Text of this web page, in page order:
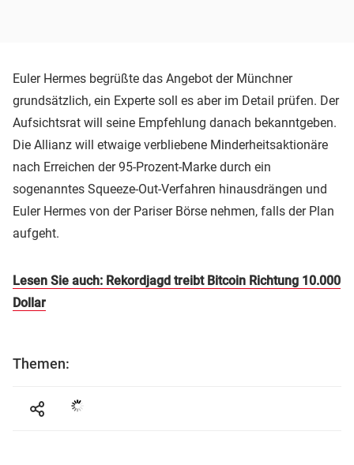
Euler Hermes begrüßte das Angebot der Münchner
grundsätzlich, ein Experte soll es aber im Detail prüfen. Der
Aufsichtsrat will seine Empfehlung danach bekanntgeben.
Die Allianz will etwaige verbliebene Minderheitsaktionäre
nach Erreichen der 95-Prozent-Marke durch ein
sogenanntes Squeeze-Out-Verfahren hinausdrängen und
Euler Hermes von der Pariser Börse nehmen, falls der Plan
aufgeht.
Lesen Sie auch: Rekordjagd treibt Bitcoin Richtung 10.000
Dollar
Themen: